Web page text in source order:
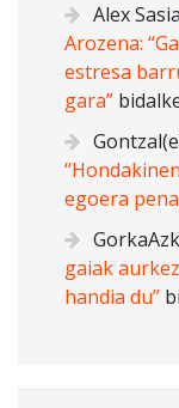
Alex
Arozena:
estresa
gara”
Gontzal
egoera
GorkaAzk
gaiak
handia du”